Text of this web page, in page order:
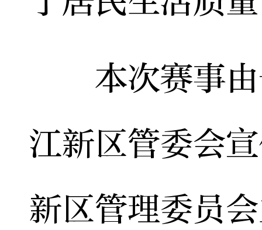
本次赛事由
江新区管委会
新区管理委员